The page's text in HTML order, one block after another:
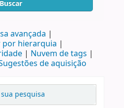
Buscar
avançada
por hierarquia
Nuvem de tags
de aquisição
pesquisa